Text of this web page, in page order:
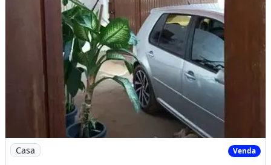
Imagem: Vendo Casa em Samambaia
Casa Venda